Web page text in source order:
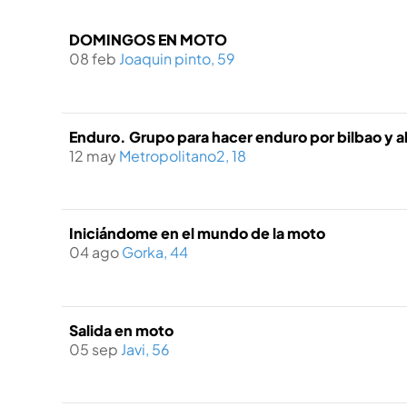
DOMINGOS EN MOTO
08 febJoaquin pinto, 59
Enduro. Grupo para hacer enduro por bilbao y
12 mayMetropolitano2, 18
Iniciándome en el mundo de la moto
04 agoGorka, 44
Salida en moto
05 sep Javi, 56